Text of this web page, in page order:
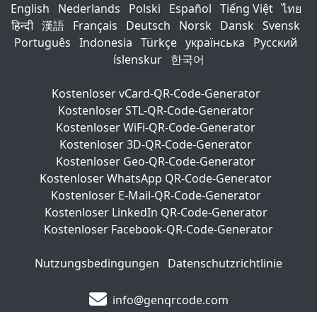
English Nederlands Polski Español Tiếng Việt ไทย
हिन्दी 漢語 Français Deutsch Norsk Dansk Svensk
Português Indonesia Türkçe українська
Русский
íslenskur
한국어
Kostenloser vCard-QR-Code-Generator
Kostenloser STL-QR-Code-Generator
Kostenloser WiFi-QR-Code-Generator
Kostenloser 3D-QR-Code-Generator
Kostenloser Geo-QR-Code-Generator
Kostenloser WhatsApp QR-Code-Generator
Kostenloser E-Mail-QR-Code-Generator
Kostenloser LinkedIn QR-Code-Generator
Kostenloser Facebook-QR-Code-Generator
Nutzungsbedingungen Datenschutzrichtlinie
info@genqrcode.com